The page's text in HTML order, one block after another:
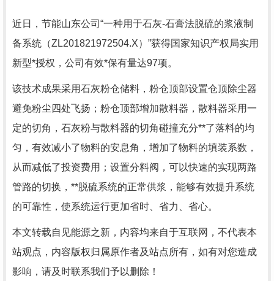
近日，节能山东公司“一种用于石灰-石膏法脱硫的浆液制
备系统（ZL201821972504.X）”获得国家知识产权局实用
新型*授权，公司有效*保有量达97项。
该技术成果采用石灰粉仓储料，粉仓顶部设置仓顶除尘器
避免粉尘四处飞扬；粉仓顶部增加散料器，散料器采用一
定的切角，石灰粉与散料器的切角碰撞充分**了落料的均
匀，有效减小了物料的安息角，增加了物料的填装系数，
从而减低了投资费用；设置分料阀，可以快速的实现两路
管路的切换，**脱硫系统的正常供浆，能够有效提升系统
的可靠性，使系统运行更加省时、省力、省心。
本文转载自见能源之新，内容均来自于互联网，不代表本
站观点，内容版权归属原作者及站点所有，如有对您造成
影响，请及时联系我们予以删除！